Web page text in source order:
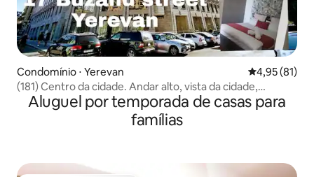
Condomínio ⋅ Yerevan 4,95 de uma
4,95 (81)
(181) Centro da cidade. Andar alto, vista da cidade,
varanda.
Aluguel por temporada de casas para
famílias